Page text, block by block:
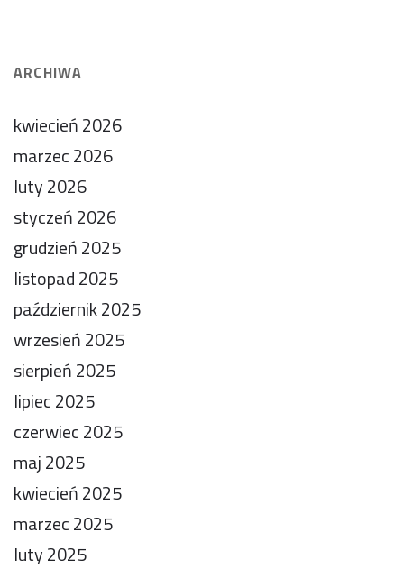
ARCHIWA
kwiecień 2026
marzec 2026
luty 2026
styczeń 2026
grudzień 2025
listopad 2025
październik 2025
wrzesień 2025
sierpień 2025
lipiec 2025
czerwiec 2025
maj 2025
kwiecień 2025
marzec 2025
luty 2025